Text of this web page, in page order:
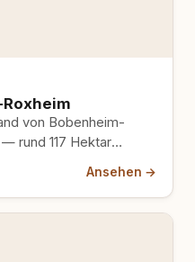
von Bobenheim-
rund 117 Hektar
Ansehen →